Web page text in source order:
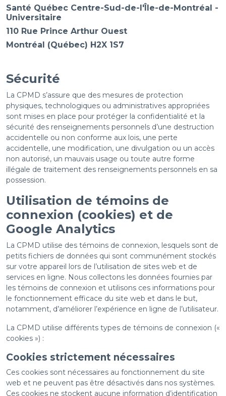
Santé Québec Centre-Sud-de-l'Île-de-Montréal -
Universitaire
110 Rue Prince Arthur Ouest
Montréal (Québec) H2X 1S7
Sécurité
La CPMD s’assure que des mesures de protection
physiques, technologiques ou administratives appropriées
sont mises en place pour protéger la confidentialité et la
sécurité des renseignements personnels d’une destruction
accidentelle ou non conforme aux lois, une perte
accidentelle, une modification, une divulgation ou un accès
non autorisé, un mauvais usage ou toute autre forme
illégale de traitement des renseignements personnels en sa
possession.
Utilisation de témoins de
connexion (cookies) et de
Google Analytics
La CPMD utilise des témoins de connexion, lesquels sont de
petits fichiers de données qui sont communément stockés
sur votre appareil lors de l’utilisation de sites web et de
services en ligne. Nous collectons les données fournies par
les témoins de connexion et utilisons ces informations pour
le fonctionnement efficace du site web et dans le but,
notamment, d’améliorer l’expérience en ligne de l’utilisateur.
La CPMD utilise différents types de témoins de connexion («
cookies ») :
Cookies strictement nécessaires
Ces cookies sont nécessaires au fonctionnement du site
web et ne peuvent pas être désactivés dans nos systèmes.
Ces cookies ne stockent aucune information d’identification